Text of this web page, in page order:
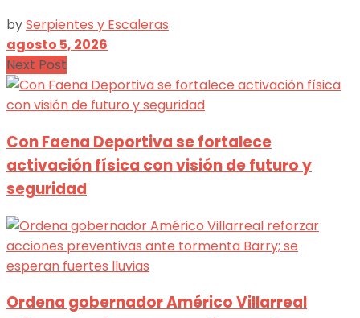
bySerpientes y Escaleras
agosto 5, 2026
Next Post
Con Faena Deportiva se fortalece
activación física con visión de futuro y
seguridad
Ordena gobernador Américo Villarreal